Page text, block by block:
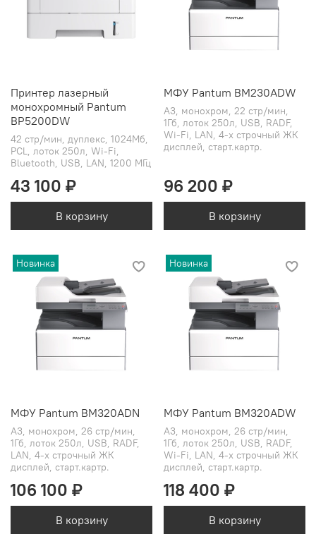
Принтер лазерный
монохромный Pantum
BP5200DW
42 стр/мин, дуплекс, 1024Мб,
PCL, лоток 250л, Wi-Fi,
Bluetooth, USB, LAN, 1200 МГц
43 100 ₽
В корзину
МФУ Pantum BM230ADW
A3, монохром, 22 стр/мин,
1Гб, лоток 250л, USB, RADF,
Wi-Fi, LAN, 4-х строчный ЖК
дисплей, старт.картр.
96 200 ₽
В корзину
Новинка
МФУ Pantum BM320ADN
A3, монохром, 26 стр/мин,
1Гб, лоток 250л, USB, RADF,
LAN, 4-х строчный ЖК
дисплей, старт.картр.
106 100 ₽
В корзину
Новинка
МФУ Pantum BM320ADW
A3, монохром, 26 стр/мин,
1Гб, лоток 250л, USB, RADF,
Wi-Fi, LAN, 4-х строчный ЖК
дисплей, старт.картр.
118 400 ₽
В корзину